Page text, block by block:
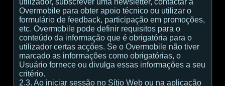
utilizador, subscrever uma newsletter, contactar a
Overmobile para obter apoio técnico ou utilizar o
formulário de feedback, participação em promoções,
etc. Overmobile pode definir requisitos para o
conteúdo da informação que é obrigatória para o
utilizador certas acções. Se o Overmobile não tiver
marcado as informações como obrigatórias, o
Usuário fornece ou divulga essas informações a seu
critério.
2.3. Ao iniciar sessão no Sítio Web ou na aplicação